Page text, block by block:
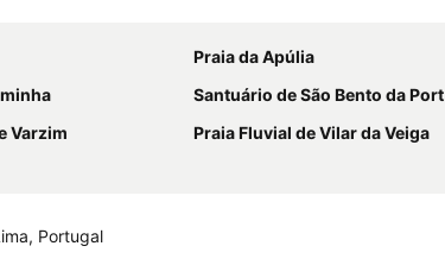
Praia da Apúlia
Santuário de São Bento da Porta Aberta
Varzim Praia Fluvial de Vilar da Veiga
Portugal